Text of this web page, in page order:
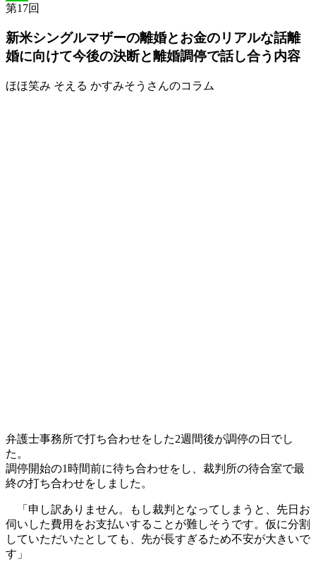
Line
第17回
新米シングルマザーの離婚とお金のリアルな話離
婚に向けて今後の決断と離婚調停で話し合う内容
ほほ笑み そえる かすみそうさんのコラム
弁護士事務所で打ち合わせをした2週間後が調停の日でし
た。
調停開始の1時間前に待ち合わせをし、裁判所の待合室で最
終の打ち合わせをしました。
「申し訳ありません。もし裁判となってしまうと、先日お
伺いした費用をお支払いすることが難しそうです。仮に分割
していただいたとしても、先が長すぎるため不安が大きいで
す」